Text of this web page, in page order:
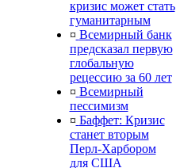
кризис может стать
гуманитарным
¤ Всемирный банк
предсказал первую
глобальную
рецессию за 60 лет
¤ Всемирный
пессимизм
¤ Баффет: Кризис
станет вторым
Перл-Харбором
для США